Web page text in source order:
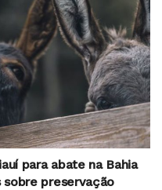
para abate na Bahia
preservação